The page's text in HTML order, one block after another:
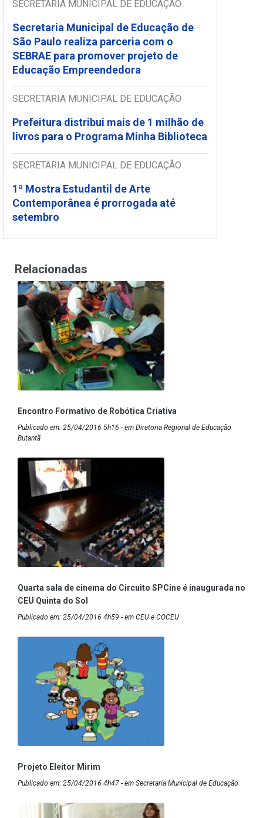
SECRETARIA MUNICIPAL DE EDUCAÇÃO
Secretaria Municipal de Educação de
São Paulo realiza parceria com o
SEBRAE para promover projeto de
Educação Empreendedora
SECRETARIA MUNICIPAL DE EDUCAÇÃO
Prefeitura distribui mais de 1 milhão de
livros para o Programa Minha Biblioteca
SECRETARIA MUNICIPAL DE EDUCAÇÃO
1ª Mostra Estudantil de Arte
Contemporânea é prorrogada até
setembro
Relacionadas
Encontro Formativo de Robótica Criativa
Publicado em: 25/04/2016 5h16 - em Diretoria Regional de Educação
Butantã
Quarta sala de cinema do Circuito SPCine é inaugurada no
CEU Quinta do Sol
Publicado em: 25/04/2016 4h59 - em CEU e COCEU
Projeto Eleitor Mirim
Publicado em: 25/04/2016 4h47 - em Secretaria Municipal de Educação